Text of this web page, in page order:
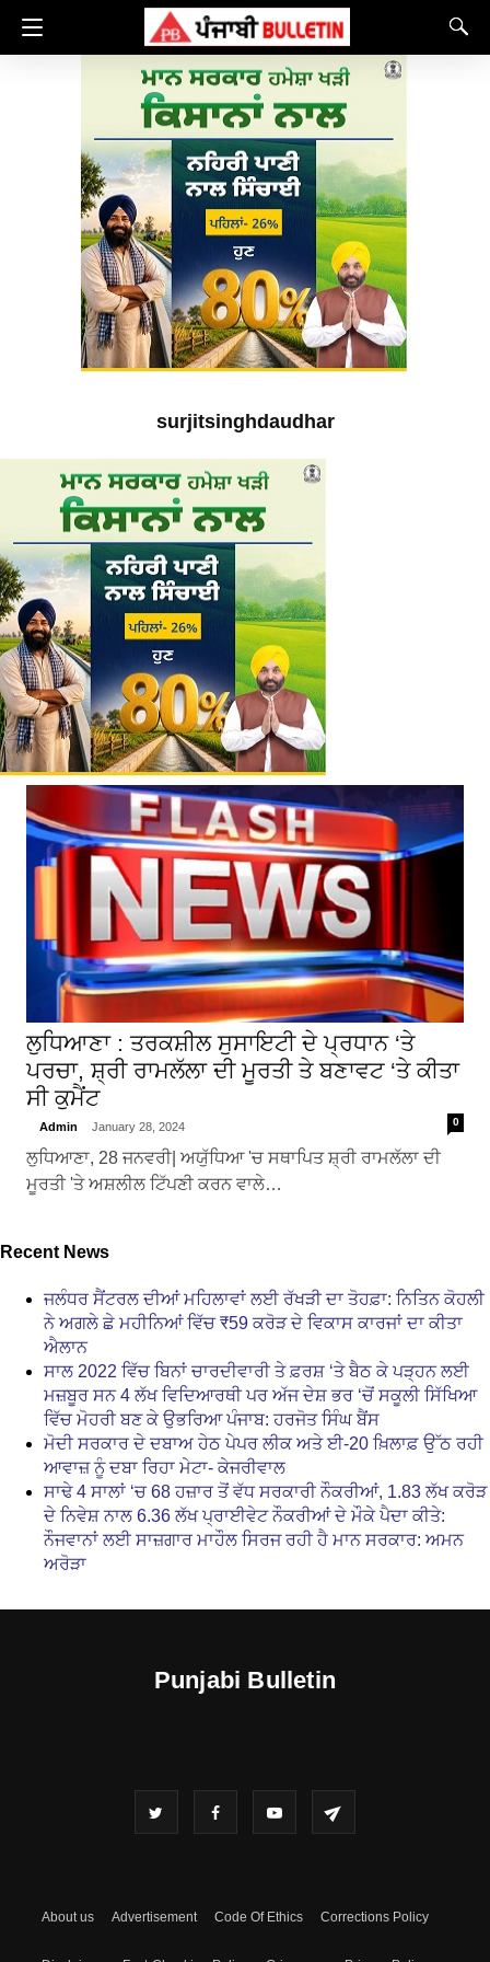
surjitsinghdaudhar
ਲੁਧਿਆਣਾ : ਤਰਕਸ਼ੀਲ ਸੁਸਾਇਟੀ ਦੇ ਪ੍ਰਧਾਨ ‘ਤੇ
ਪਰਚਾ, ਸ਼੍ਰੀ ਰਾਮਲੱਲਾ ਦੀ ਮੂਰਤੀ ਤੇ ਬਣਾਵਟ ‘ਤੇ ਕੀਤਾ
ਸੀ ਕੁਮੈਂਟ
Admin January 28, 2024 0
ਲੁਧਿਆਣਾ, 28 ਜਨਵਰੀ| ਅਯੁੱਧਿਆ 'ਚ ਸਥਾਪਿਤ ਸ਼੍ਰੀ ਰਾਮਲੱਲਾ ਦੀ
ਮੂਰਤੀ 'ਤੇ ਅਸ਼ਲੀਲ ਟਿੱਪਣੀ ਕਰਨ ਵਾਲੇ…
Recent News
ਜਲੰਧਰ ਸੈਂਟਰਲ ਦੀਆਂ ਮਹਿਲਾਵਾਂ ਲਈ ਰੱਖੜੀ ਦਾ ਤੋਹਫ਼ਾ: ਨਿਤਿਨ ਕੋਹਲੀ
ਨੇ ਅਗਲੇ ਛੇ ਮਹੀਨਿਆਂ ਵਿੱਚ ₹59 ਕਰੋੜ ਦੇ ਵਿਕਾਸ ਕਾਰਜਾਂ ਦਾ ਕੀਤਾ
ਐਲਾਨ
ਸਾਲ 2022 ਵਿੱਚ ਬਿਨਾਂ ਚਾਰਦੀਵਾਰੀ ਤੇ ਫ਼ਰਸ਼ ‘ਤੇ ਬੈਠ ਕੇ ਪੜ੍ਹਨ ਲਈ
ਮਜ਼ਬੂਰ ਸਨ 4 ਲੱਖ ਵਿਦਿਆਰਥੀ ਪਰ ਅੱਜ ਦੇਸ਼ ਭਰ ‘ਚੋਂ ਸਕੂਲੀ ਸਿੱਖਿਆ
ਵਿੱਚ ਮੋਹਰੀ ਬਣ ਕੇ ਉਭਰਿਆ ਪੰਜਾਬ: ਹਰਜੋਤ ਸਿੰਘ ਬੈਂਸ
ਮੋਦੀ ਸਰਕਾਰ ਦੇ ਦਬਾਅ ਹੇਠ ਪੇਪਰ ਲੀਕ ਅਤੇ ਈ-20 ਖ਼ਿਲਾਫ਼ ਉੱਠ ਰਹੀ
ਆਵਾਜ਼ ਨੂੰ ਦਬਾ ਰਿਹਾ ਮੇਟਾ- ਕੇਜਰੀਵਾਲ
ਸਾਢੇ 4 ਸਾਲਾਂ ‘ਚ 68 ਹਜ਼ਾਰ ਤੋਂ ਵੱਧ ਸਰਕਾਰੀ ਨੌਕਰੀਆਂ, 1.83 ਲੱਖ ਕਰੋੜ
ਦੇ ਨਿਵੇਸ਼ ਨਾਲ 6.36 ਲੱਖ ਪ੍ਰਾਈਵੇਟ ਨੌਕਰੀਆਂ ਦੇ ਮੌਕੇ ਪੈਦਾ ਕੀਤੇ:
ਨੌਜਵਾਨਾਂ ਲਈ ਸਾਜ਼ਗਾਰ ਮਾਹੌਲ ਸਿਰਜ ਰਹੀ ਹੈ ਮਾਨ ਸਰਕਾਰ: ਅਮਨ
ਅਰੋੜਾ
Punjabi Bulletin
About us Advertisement Code Of Ethics Corrections Policy